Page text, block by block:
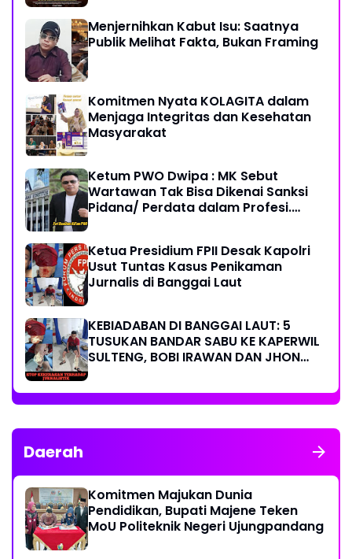
Menjernihkan Kabut Isu: Saatnya
Publik Melihat Fakta, Bukan Framing
Komitmen Nyata KOLAGITA dalam
Menjaga Integritas dan Kesehatan
Masyarakat
Ketum PWO Dwipa : MK Sebut
Wartawan Tak Bisa Dikenai Sanksi
Pidana/ Perdata dalam Profesi.
Ketua Presidium FPII Desak Kapolri
Usut Tuntas Kasus Penikaman
Jurnalis di Banggai Laut
KEBIADABAN DI BANGGAI LAUT: 5
TUSUKAN BANDAR SABU KE KAPERWIL
SULTENG, BOBI IRAWAN DAN JHON
KERAS KINERJA POLRI!
Daerah
Komitmen Majukan Dunia
Pendidikan, Bupati Majene Teken
MoU Politeknik Negeri Ujungpandang